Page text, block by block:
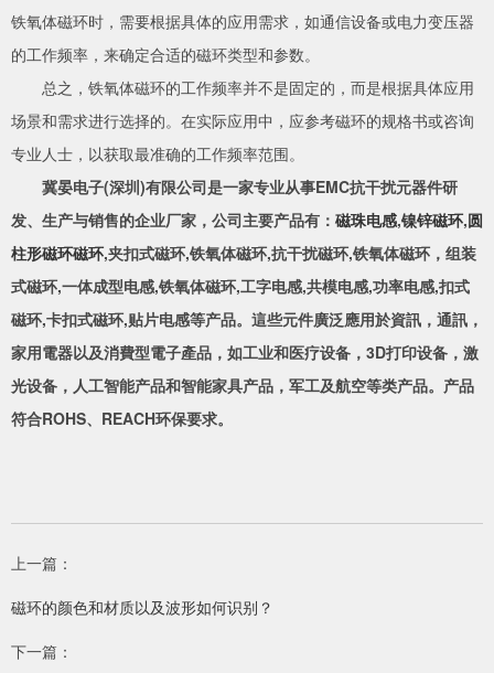
铁氧体磁环时，需要根据具体的应用需求，如通信设备或电力变压器
的工作频率，来确定合适的磁环类型和参数。
总之，铁氧体磁环的工作频率并不是固定的，而是根据具体应用
场景和需求进行选择的。在实际应用中，应参考磁环的规格书或咨询
专业人士，以获取最准确的工作频率范围。
冀晏电子(深圳)有限公司是一家专业从事EMC抗干扰元器件研
发、生产与销售的企业厂家，公司主要产品有： 磁珠电感,镍锌磁环,圆
柱形磁环磁环,夹扣式磁环,铁氧体磁环,抗干扰磁环,铁氧体磁环，组装
式磁环,一体成型电感,铁氧体磁环,工字电感,共模电感,功率电感,扣式
磁环,卡扣式磁环,贴片电感等产品。這些元件廣泛應用於資訊，通訊，
家用電器以及消費型電子產品，如工业和医疗设备，3D打印设备，激
光设备，人工智能产品和智能家具产品，军工及航空等类产品。产品
符合ROHS、REACH环保要求。
上一篇：
磁环的颜色和材质以及波形如何识别？
下一篇：